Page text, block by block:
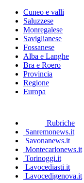
Cuneo e valli
Saluzzese
Monregalese
Saviglianese
Fossanese
Alba e Langhe
Bra e Roero
Provincia
Regione
Europa
Rubriche
Sanremonews.it
Savonanews.it
Montecarlonews.it
Torinoggi.it
Lavocediasti.it
Lavocedigenova.it